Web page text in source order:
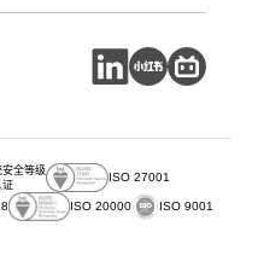
安全等级
证
ISO 27001
ISO 20000 ISO 9001